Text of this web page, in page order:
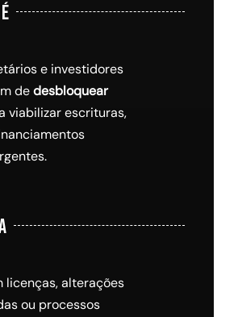
e investidores
dedesbloquear
viabilizar escrituras,
licenças, alterações
ou processos